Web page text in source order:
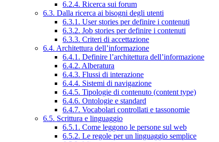
6.2.4. Ricerca sui forum
6.3. Dalla ricerca ai bisogni degli utenti
6.3.1. User stories per definire i contenuti
6.3.2. Job stories per definire i contenuti
6.3.3. Criteri di accettazione
6.4. Architettura dell’informazione
6.4.1. Definire l’architettura dell’informazione
6.4.2. Alberatura
6.4.3. Flussi di interazione
6.4.4. Sistemi di navigazione
6.4.5. Tipologie di contenuto (content type)
6.4.6. Ontologie e standard
6.4.7. Vocabolari controllati e tassonomie
6.5. Scrittura e linguaggio
6.5.1. Come leggono le persone sul web
6.5.2. Le regole per un linguaggio semplice